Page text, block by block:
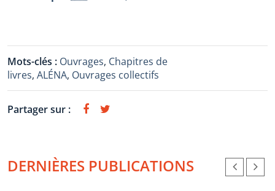
Mots-clés : Ouvrages, Chapitres de
livres, ALÉNA, Ouvrages collectifs
Partager sur :
DERNIÈRES PUBLICATIONS